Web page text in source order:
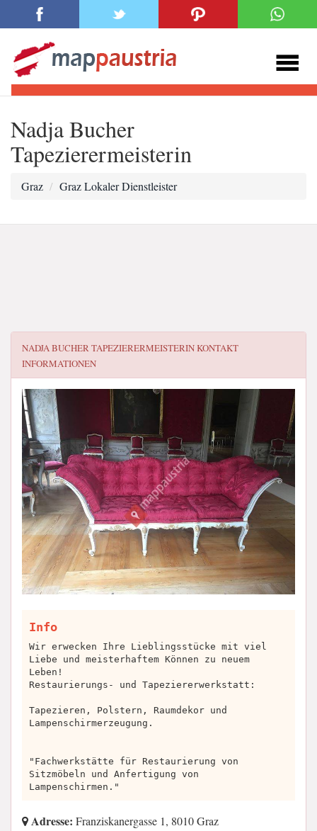
Nadja Bucher
Tapezierermeisterin
Graz Graz Lokaler Dienstleister
NADJA BUCHER TAPEZIERERMEISTERINKONTAKT
INFORMATIONEN
Info
Wir erwecken Ihre Lieblingsstücke mit viel
Liebe und meisterhaftem Können zu neuem
Leben!
Restaurierungs- und Tapeziererwerkstatt:
Tapezieren, Polstern, Raumdekor und
Lampenschirmerzeugung.
"Fachwerkstätte für Restaurierung von
Sitzmöbeln und Anfertigung von
Lampenschirmen."
Adresse: Franziskanergasse 1, 8010 Graz